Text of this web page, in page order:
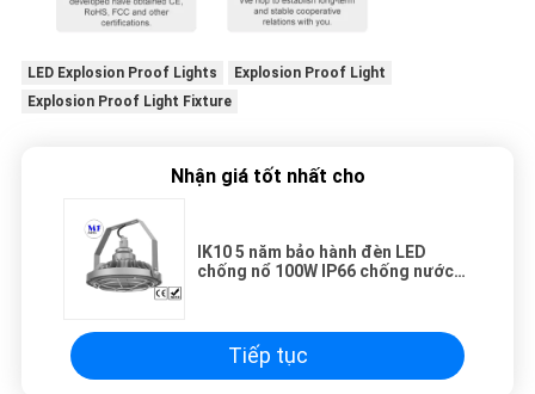
LED Explosion Proof Lights
Explosion Proof Light
Explosion Proof Light Fixture
Nhận giá tốt nhất cho
IK10 5 năm bảo hành đèn LED
chống nổ 100W IP66 chống nước
Tiếp tục